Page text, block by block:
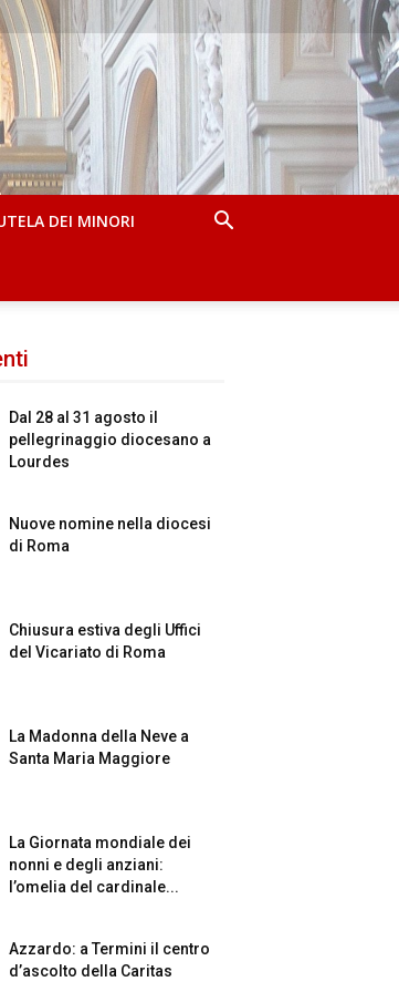
DEI MINORI
Dal 28 al 31 agosto il
pellegrinaggio diocesano a
Lourdes
Nuove nomine nella diocesi
di Roma
Chiusura estiva degli Uffici
del Vicariato di Roma
La Madonna della Neve a
Santa Maria Maggiore
La Giornata mondiale dei
nonni e degli anziani:
l’omelia del cardinale...
Azzardo: a Termini il centro
d’ascolto della Caritas